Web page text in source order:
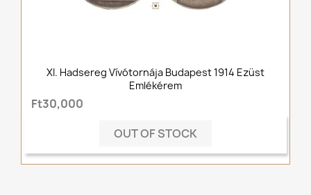
XI. Hadsereg Vívótornája Budapest 1914 Ezüst
Emlékérem
Ft30,000
OUT OF STOCK